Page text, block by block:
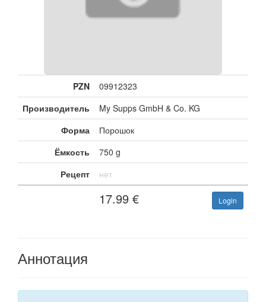
PZN
09912323
Производитель
My Supps GmbH & Co. KG
Форма
Порошок
Ёмкость
750 g
Рецепт
нет
17.99 € Login
Аннотация